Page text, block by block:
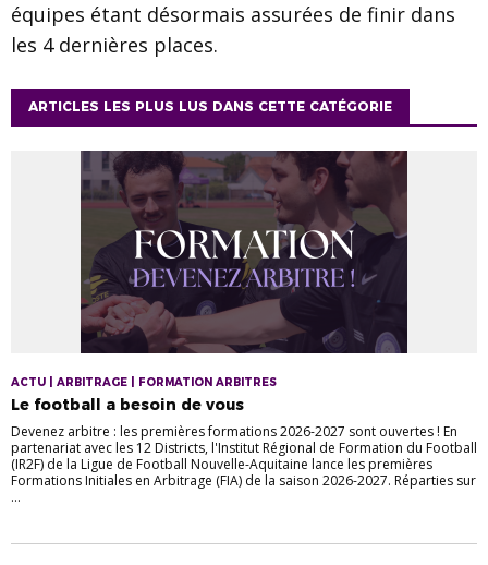
équipes étant désormais assurées de finir dans
les 4 dernières places.
ARTICLES LES PLUS LUS DANS CETTE CATÉGORIE
ACTU | ARBITRAGE | FORMATION ARBITRES
Le football a besoin de vous
Devenez arbitre : les premières formations 2026-2027 sont ouvertes ! En
partenariat avec les 12 Districts, l'Institut Régional de Formation du Football
(IR2F) de la Ligue de Football Nouvelle-Aquitaine lance les premières
Formations Initiales en Arbitrage (FIA) de la saison 2026-2027. Réparties sur
...